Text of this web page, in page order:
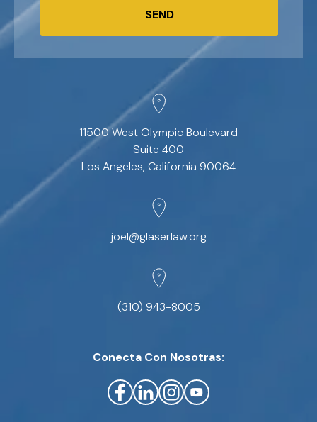
SEND
11500 West Olympic Boulevard
Suite 400
Los Angeles, California 90064
joel@glaserlaw.org
(310) 943-8005
Conecta Con Nosotras: